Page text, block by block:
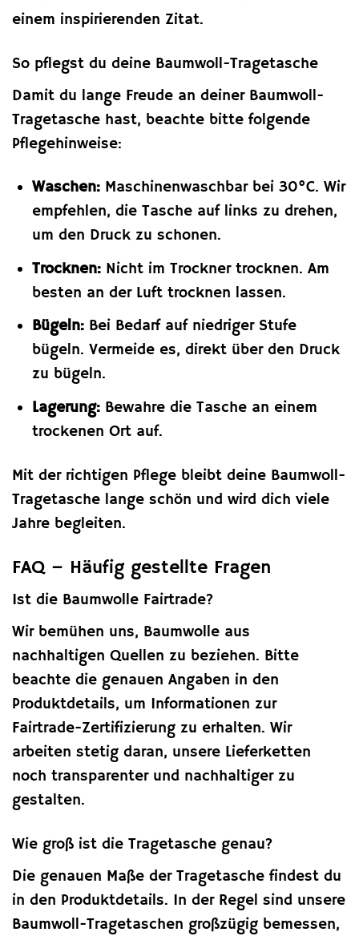
einem inspirierenden Zitat.
So pflegst du deine Baumwoll-Tragetasche
Damit du lange Freude an deiner Baumwoll-
Tragetasche hast, beachte bitte folgende
Pflegehinweise:
Waschen:Maschinenwaschbar bei 30°C. Wir
empfehlen, die Tasche auf links zu drehen,
um den Druck zu schonen.
Trocknen:Nicht im Trockner trocknen. Am
besten an der Luft trocknen lassen.
Bügeln:Bei Bedarf auf niedriger Stufe
bügeln. Vermeide es, direkt über den Druck
zu bügeln.
Lagerung:Bewahre die Tasche an einem
trockenen Ort auf.
Mit der richtigen Pflege bleibt deine Baumwoll-
Tragetasche lange schön und wird dich viele
Jahre begleiten.
FAQ – Häufig gestellte Fragen
Ist die Baumwolle Fairtrade?
Wir bemühen uns, Baumwolle aus
nachhaltigen Quellen zu beziehen. Bitte
beachte die genauen Angaben in den
Produktdetails, um Informationen zur
Fairtrade-Zertifizierung zu erhalten. Wir
arbeiten stetig daran, unsere Lieferketten
noch transparenter und nachhaltiger zu
gestalten.
Wie groß ist die Tragetasche genau?
Die genauen Maße der Tragetasche findest du
in den Produktdetails. In der Regel sind unsere
Baumwoll-Tragetaschen großzügig bemessen,